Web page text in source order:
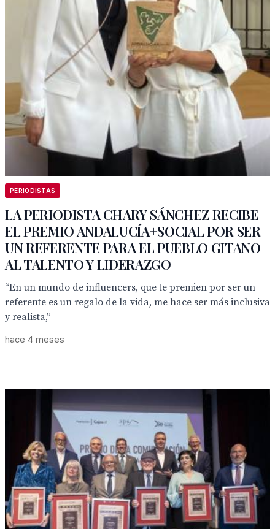
PERIODISTAS
LA PERIODISTA CHARY SÁNCHEZ RECIBE
EL PREMIO ANDALUCÍA+SOCIAL POR SER
UN REFERENTE PARA EL PUEBLO GITANO
AL TALENTO Y LIDERAZGO
“En un mundo de influencers, que te premien por ser un
referente es un regalo de la vida, me hace ser más inclusiva
y realista,”
hace 4 meses